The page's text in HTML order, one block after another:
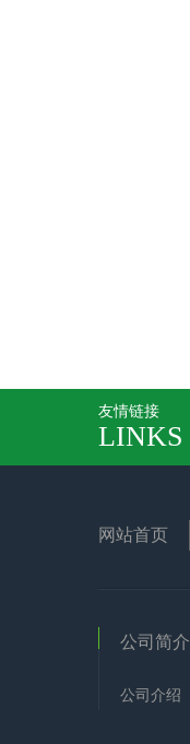
友情链接
LINKS
网站首页
公司简介
公司介绍